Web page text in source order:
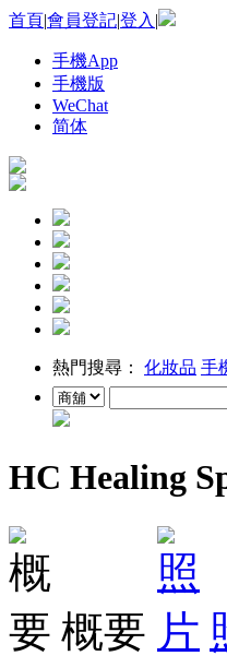
首頁|會員登記|登入 |
手機App
手機版
WeChat
简体
熱門搜尋： 化妝品 手
HC Healing
概要